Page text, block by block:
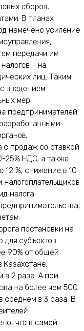
сборов,
В планах
намечено усиление
передачи им
- на
лиц. Таким
введением
мер
предпринимателей
с продаж со ставкой
25% НДС, а также
12 %, снижение в 10
налогоплательщиков
налога
постановки на
для субъектов
90% от общей
Казахстане,
в 2 раза. А при
на более чем 500
среднем в 3 раза. В
что в самой